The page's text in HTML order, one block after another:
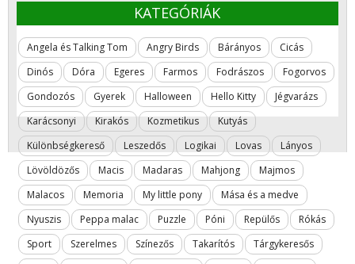
KATEGÓRIÁK
Angela és Talking Tom Angry Birds Bárányos
Cicás
Dinós
Dóra Egeres Farmos Fodrászos
Fogorvos
Gondozós
Gyerek Halloween Hello Kitty
Jégvarázs
Karácsonyi
Kirakós Kozmetikus
Kutyás
Különbségkereső
Leszedős Logikai Lovas
Lányos
Lövöldözős
Macis Madaras Mahjong
Majmos
Malacos
Memoria My little pony
Mása és a medve
Nyuszis
Peppa malac Puzzle Póni Repülős
Rókás
Sport
Szerelmes Színezős Takarítós
Tárgykeresős